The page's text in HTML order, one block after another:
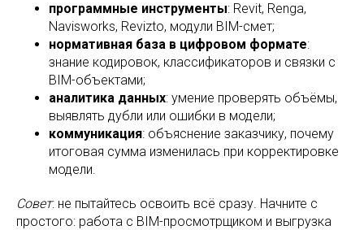
программные инструменты: Revit, Renga,
Navisworks, Revizto, модули BIM-смет;
нормативная база в цифровом формате:
знание кодировок, классификаторов и связки с
BIM-объектами;
аналитика данных: умение проверять объёмы,
выявлять дубли или ошибки в модели;
коммуникация: объяснение заказчику, почему
итоговая сумма изменилась при корректировке
модели.
Совет: не пытайтесь освоить всё сразу. Начните с
простого: работа с BIM-просмотрщиком и выгрузка